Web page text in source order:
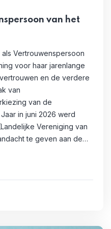
van het
Vertrouwenspersoon
voor haar jarenlange
en de verdere
van
van de
in juni 2026 werd
Vereniging van
te geven aan de…